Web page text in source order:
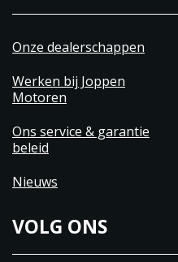
Onze dealerschappen
Werken bij Joppen
Motoren
Ons service & garantie
beleid
Nieuws
VOLG ONS